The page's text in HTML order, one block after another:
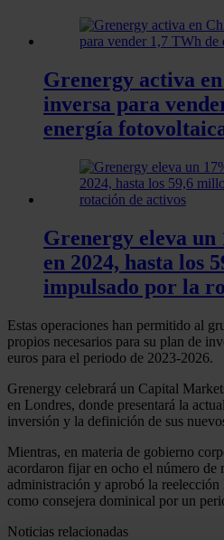
Grenergy activa
inversa para
energía
Grenergy eleva un
en 2024, hasta los
impulsado por la
Estas operaciones han permitido al
propios necesarios para su plan de
euros para el periodo de 2023-2026.
Grenergy celebrará un Capital
en Londres, donde presentará la
inversión y la definición de sus
Mientras, en materia de gobierno
acordaron fijar en ocho el número de
administración y aprobó la
como consejera dominical por un
Noticias relacionadas